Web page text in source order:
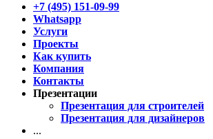
+7 (495) 151-09-99
Whatsapp
Услуги
Проекты
Как купить
Компания
Контакты
Презентации
Презентация для строителей
Презентация для дизайнеров
...